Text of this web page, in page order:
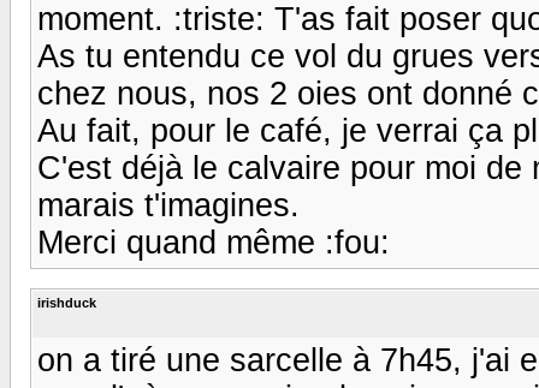
moment. :triste: T'as fait poser
As tu entendu ce vol du grues
chez nous, nos 2 oies ont donné
Au fait, pour le café, je verrai ça
C'est déjà le calvaire pour moi
marais t'imagines.
Merci quand même :fou:
irishduck
on a tiré une sarcelle à 7h45, j'ai